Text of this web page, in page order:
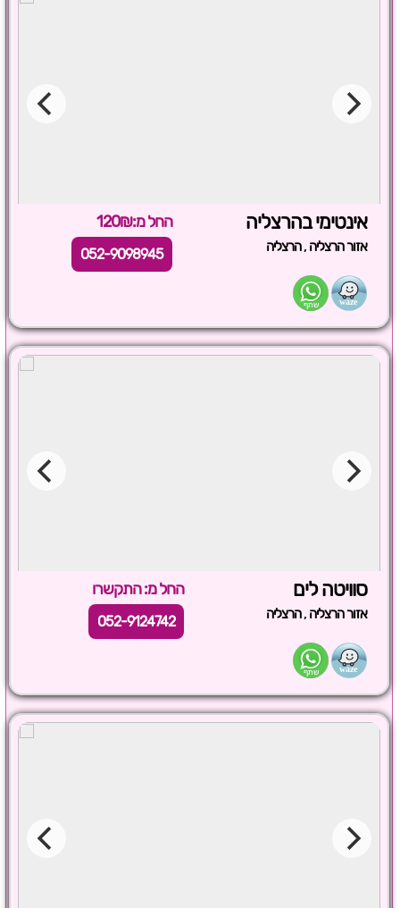
אינטימי בהרצליה החל מ:120₪
אזור הרצליה ,הרצליה 052-9098945
סוויטה לים החל מ: התקשרו
אזור הרצליה ,הרצליה 052-9124742